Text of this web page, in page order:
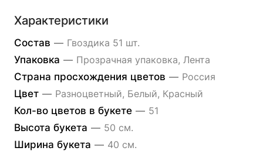
Характеристики
Состав — Гвоздика 51 шт.
Упаковка — Прозрачная упаковка, Лента
Страна просхождения цветов — Россия
Цвет — Разноцветный, Белый, Красный
Кол-во цветов в букете — 51
Высота букета — 50 см.
Ширина букета — 40 см.